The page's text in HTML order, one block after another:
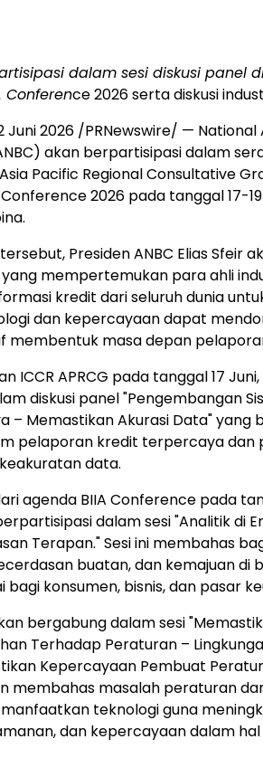
dalam sesi diskusi panel di
Conference 2026 serta diskusi
Juni 2026 /PRNewswire/ — National
akan berpartisipasi dalam
Pacific Regional Consultative
2026 pada tanggal 17-
Presiden ANBC Elias Sfeir
mempertemukan para ahli
kredit dari seluruh dunia
dan kepercayaan dapat
membentuk masa depan
ICCR APRCG pada tanggal 17
diskusi panel "Pengembangan
– Memastikan Akurasi Data" yang
pelaporan kredit terpercaya dan
data.
agenda BIIA Conference pada
dalam sesi "Analitik di
Terapan." Sesi ini membahas
buatan, dan kemajuan di
konsumen, bisnis, dan pasar
bergabung dalam sesi
Terhadap Peraturan –
Kepercayaan Pembuat
membahas masalah peraturan
teknologi guna
dan kepercayaan dalam